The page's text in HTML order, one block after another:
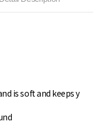
is soft and keeps y